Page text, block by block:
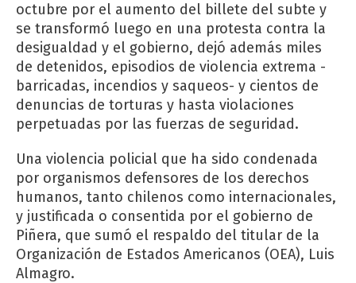
octubre por el aumento del billete del subte y
se transformó luego en una protesta contra la
desigualdad y el gobierno, dejó además miles
de detenidos, episodios de violencia extrema -
barricadas, incendios y saqueos- y cientos de
denuncias de torturas y hasta violaciones
perpetuadas por las fuerzas de seguridad.
Una violencia policial que ha sido condenada
por organismos defensores de los derechos
humanos, tanto chilenos como internacionales,
y justificada o consentida por el gobierno de
Piñera, que sumó el respaldo del titular de la
Organización de Estados Americanos (OEA), Luis
Almagro.